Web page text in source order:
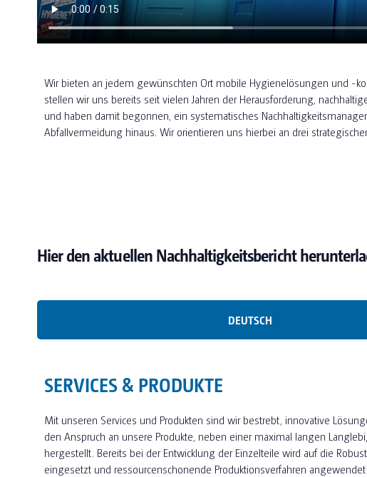
Wir bieten an jedem gewünschten Ort mobile Hygienelösungen und -
stellen wir uns bereits seit vielen Jahren der Herausforderung,
und haben damit begonnen, ein systematisches
Abfallvermeidung hinaus. Wir orientieren uns hierbei an drei
Hier den aktuellen Nachhaltigkeitsbericht
DEUTSCH
SERVICES & PRODUKTE
Mit unseren Services und Produkten sind wir bestrebt, innovative
den Anspruch an unsere Produkte, neben einer maximal langen
hergestellt. Bereits bei der Entwicklung der Einzelteile wird auf die
eingesetzt und ressourcenschonende Produktionsverfahren